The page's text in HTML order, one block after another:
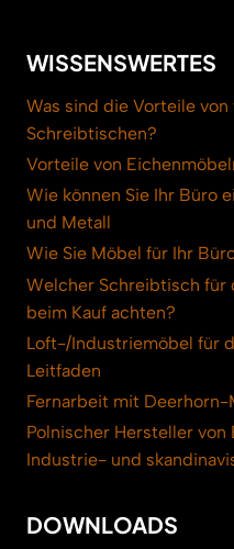
WISSENSWERTES
Was sind die Vorteile
Schreibtischen?
Vorteile von
Wie können Sie Ihr Büro
und Metall
Wie Sie Möbel für Ihr
Welcher Schreibtisch für
beim Kauf achten?
Loft-/Industriemöbel für
Leitfaden
Fernarbeit mit Deerhorn-
Polnischer Hersteller
Industrie- und
DOWNLOADS